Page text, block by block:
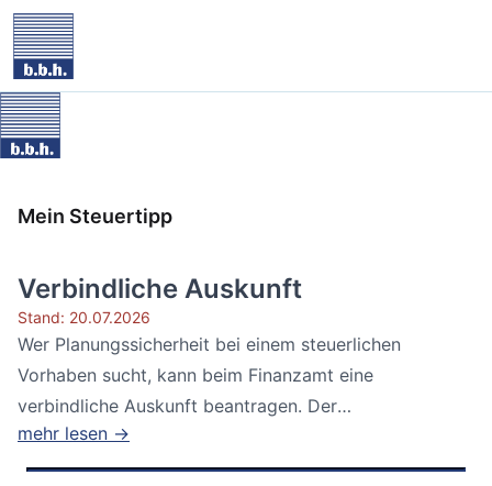
Mein Steuertipp
Verbindliche Auskunft
Stand: 20.07.2026
Wer Planungssicherheit bei einem steuerlichen
Vorhaben sucht, kann beim Finanzamt eine
verbindliche Auskunft beantragen. Der
Bundesfinanzhof...
mehr lesen →